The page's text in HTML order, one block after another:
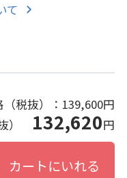
て
税抜）： 139,600円
） 132,620円